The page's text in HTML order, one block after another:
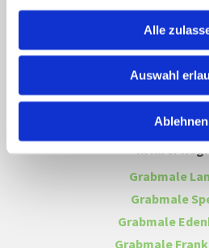
Alle
Auswahl
Ablehnen
Theodor-Heuss-Straße 79,
06327 3127|
Grabmale
Grabmale
Grabmale
Grabmale